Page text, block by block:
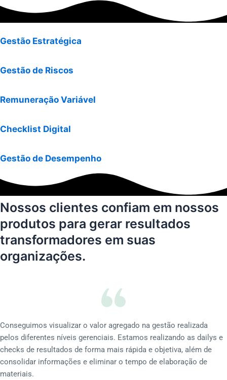
Gestão Estratégica
Gestão de Riscos
Remuneração Variável
Checklist Digital
Gestão de Desempenho
Nossos clientes confiam em nossos
produtos para gerar resultados
transformadores em suas
organizações.
Conseguimos visualizar o valor agregado na gestão realizada
pelos diferentes níveis gerenciais. Estamos realizando as dailys e
checks de resultados de forma mais rápida e objetiva, além de
consolidar informações e eliminar o tempo de elaboração de
materiais.